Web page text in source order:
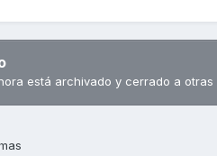
está archivado y cerrado a otras